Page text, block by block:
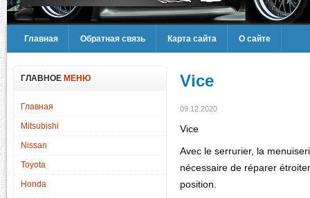
Главная Обратная связь Карта сайта О сайте
ГЛАВНОЕ МЕНЮ
Главная
Mitsubishi
Nissan
Toyota
Honda
Vice
09.12.2020
Vice
Avec le serrurier, la
nécessaire de réparer
position.